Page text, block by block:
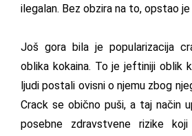
ilegalan. Bez obzira na to, opstao je
Još gora bila je popularizacija
oblika kokaina. To je jeftiniji oblik
ljudi postali ovisni o njemu zbog
Crack se obično puši, a taj način
posebne zdravstvene rizike